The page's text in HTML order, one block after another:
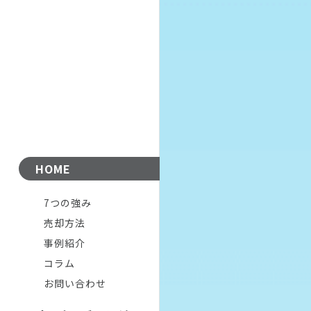
HOME
7つの強み
売却方法
事例紹介
コラム
お問い合わせ